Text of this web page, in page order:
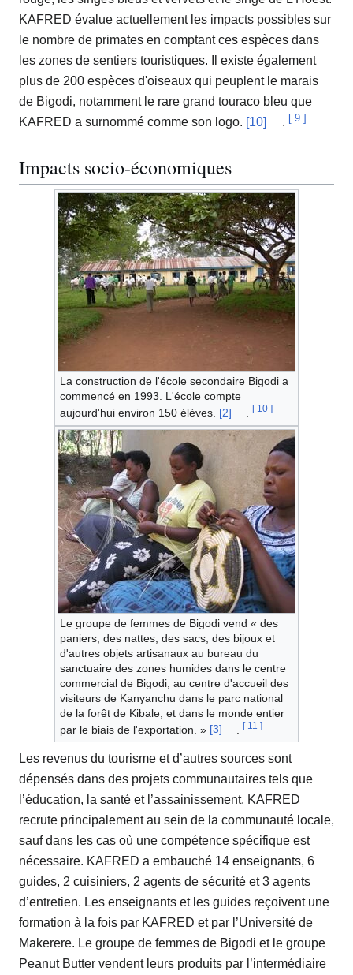
KAFRED évalue actuellement les impacts possibles sur
le nombre de primates en comptant ces espèces dans
les zones de sentiers touristiques. Il existe également
plus de 200 espèces d'oiseaux qui peuplent le marais
de Bigodi, notamment le rare grand touraco bleu que
KAFRED a surnommé comme son logo. [10] . [ 9 ]
Impacts socio-économiques
La construction de l'école secondaire Bigodi a
commencé en 1993. L'école compte
aujourd'hui environ 150 élèves. [2] .[10]
Le groupe de femmes de Bigodi vend « des
paniers, des nattes, des sacs, des bijoux et
d'autres objets artisanaux au bureau du
sanctuaire des zones humides dans le centre
commercial de Bigodi, au centre d'accueil des
visiteurs de Kanyanchu dans le parc national
de la forêt de Kibale, et dans le monde entier
par le biais de l'exportation. » [3] .[11]
Les revenus du tourisme et d’autres sources sont
dépensés dans des projets communautaires tels que
l’éducation, la santé et l’assainissement. KAFRED
recrute principalement au sein de la communauté locale,
sauf dans les cas où une compétence spécifique est
nécessaire. KAFRED a embauché 14 enseignants, 6
guides, 2 cuisiniers, 2 agents de sécurité et 3 agents
d’entretien. Les enseignants et les guides reçoivent une
formation à la fois par KAFRED et par l’Université de
Makerere. Le groupe de femmes de Bigodi et le groupe
Peanut Butter vendent leurs produits par l’intermédiaire